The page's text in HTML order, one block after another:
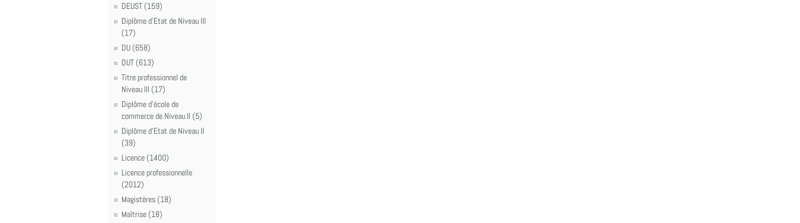
DEUST (159)
Diplôme d'Etat de Niveau III
(17)
DU (658)
DUT (613)
Titre professionnel de
Niveau III (17)
Diplôme d'école de
commerce de Niveau II (5)
Diplôme d'Etat de Niveau II
(39)
Licence (1400)
Licence professionnelle
(2012)
Magistères (18)
Maîtrise (18)